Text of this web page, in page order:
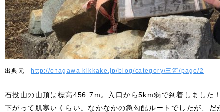
http://onagawa-kikkake.jp/blog/category/三河/page/2
石投山の山頂は標高456.7m。入口から5km弱で到着しました
下がって肌寒いくらい。なかなかの急勾配ルートでしたが、